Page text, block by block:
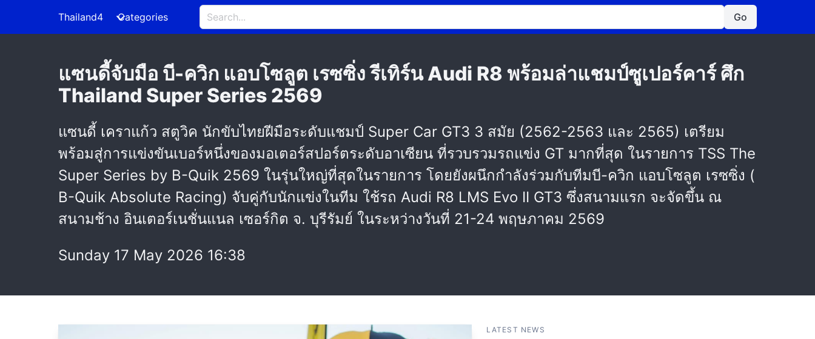
Thailand4 Categories Go
แซนดี้จับมือ บี-ควิก แอบโซลูต เรซซิ่ง รีเทิร์น Audi R8 พร้อมล่าแชมป์ซูเปอร์คาร์ ศึก
Thailand Super Series 2569
แซนดี้ เคราแก้ว สตูวิค นักขับไทยฝีมือระดับแชมป์ Super Car GT3 3 สมัย (2562-2563 และ 2565) เตรียม
พร้อมสู่การแข่งขันเบอร์หนึ่งของมอเตอร์สปอร์ตระดับอาเซียน ที่รวบรวมรถแข่ง GT มากที่สุด ในรายการ TSS The
Super Series by B-Quik 2569 ในรุ่นใหญ่ที่สุดในรายการ โดยยังผนึกกำลังร่วมกับทีมบี-ควิก แอบโซลูต เรซซิ่ง (
B-Quik Absolute Racing) จับคู่กับนักแข่งในทีม ใช้รถ Audi R8 LMS Evo II GT3 ซึ่งสนามแรก จะจัดขึ้น ณ
สนามช้าง อินเตอร์เนชั่นแนล เซอร์กิต จ. บุรีรัมย์ ในระหว่างวันที่ 21-24 พฤษภาคม 2569
Sunday 17 May 2026 16:38
LATEST NEWS